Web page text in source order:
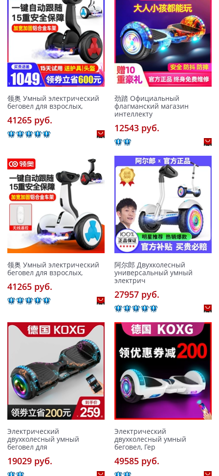
领奥 Умный электрический
беговел для взрослых,
41265 pуб.
劲踏 Официальный
флагманский магазин
интеллекту
12543 pуб.
领奥 Умный электрический
беговел для взрослых,
41265 pуб.
阿尔郎 Двухколесный
универсальный умный
электрич
27957 pуб.
Электрический
двухколесный умный
беговел для
19029 pуб.
Электрический
двухколесный умный
беговел, Гер
49585 pуб.